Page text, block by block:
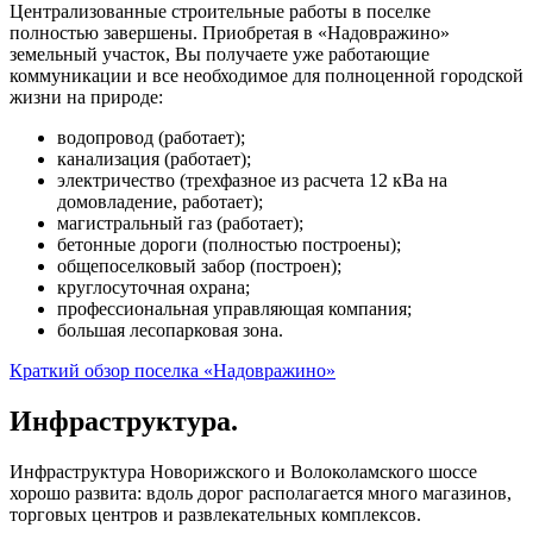
Централизованные строительные работы в поселке
полностью завершены. Приобретая в «Надовражино»
земельный участок, Вы получаете уже работающие
коммуникации и все необходимое для полноценной городской
жизни на природе:
водопровод (работает);
канализация (работает);
электричество (трехфазное из расчета 12 кВа на
домовладение, работает);
магистральный газ (работает);
бетонные дороги (полностью построены);
общепоселковый забор (построен);
круглосуточная охрана;
профессиональная управляющая компания;
большая лесопарковая зона.
Краткий обзор поселка «Надовражино»
Инфраструктура.
Инфраструктура Новорижского и Волоколамского шоссе
хорошо развита: вдоль дорог располагается много магазинов,
торговых центров и развлекательных комплексов.